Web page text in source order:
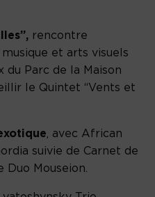
rencontre
et arts visuels
du Parc de la Maison
le Quintet “Vents et
, avec African
suivie de Carnet de
Duo Mouseion.